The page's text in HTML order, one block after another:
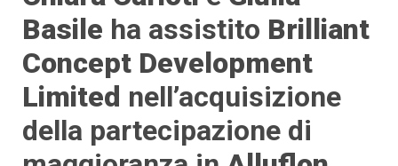
Basile ha assistito Brilliant
Concept Development
Limited nell’acquisizione
della partecipazione di